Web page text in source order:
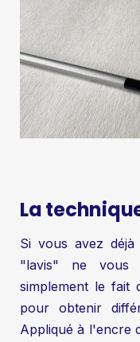
La
Si vous avez
"lavis" ne vous
simplement le fait
pour obtenir
Appliqué à l'encre